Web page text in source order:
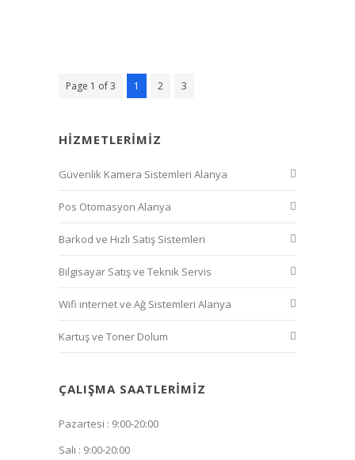
Page 1 of 3 1 2 3
HIZMETLERIMIZ
Güvenlik Kamera Sistemleri Alanya
Pos Otomasyon Alanya
Barkod ve Hızlı Satış Sistemleri
Bilgisayar Satış ve Teknik Servis
Wifi internet ve Ağ Sistemleri Alanya
Kartuş ve Toner Dolum
ÇALIŞMA SAATLERIMIZ
Pazartesi : 9:00-20:00
Salı : 9:00-20:00